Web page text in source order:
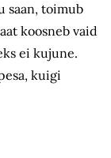
saan, toimub
koosneb vaid
ei kujune.
kuigi